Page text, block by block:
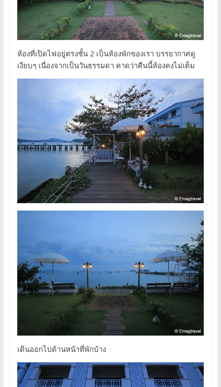
ห้องที่เปิดไฟอยู่ตรงชั้น 2 เป็นห้องพักของเรา บรรยากาศดู
เงียบๆ เนื่องจากเป็นวันธรรมดา คาดว่าคืนนี้ห้องคงไม่เต็ม
เดินออกไปด้านหน้าที่พักบ้าง